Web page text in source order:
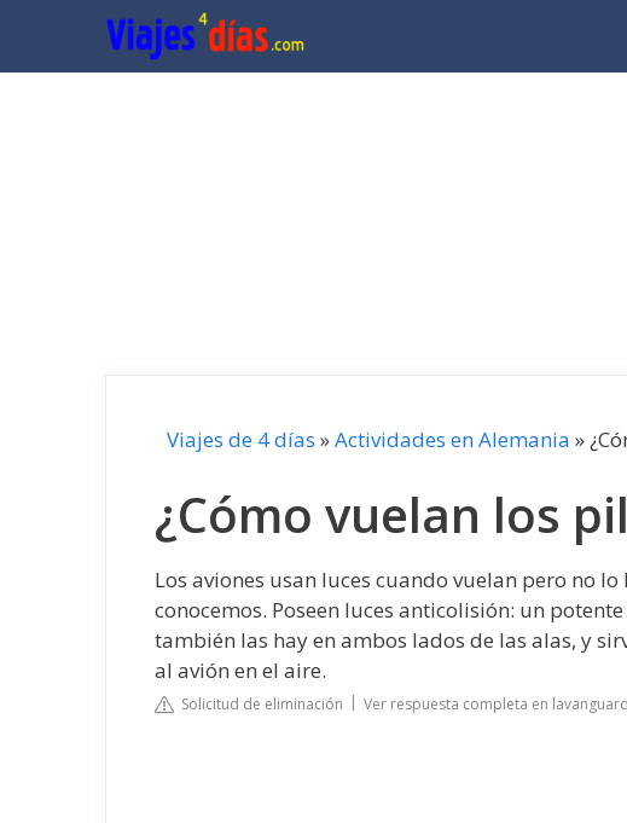
contenido
Viajes de 4 días »Actividades en Alemania »
¿Cómo vuelan los
Los aviones usan luces cuando vuelan pero no
conocemos. Poseen luces anticolisión: un
también las hay en ambos lados de las alas, y
al avión en el aire.
Solicitud de eliminación Ver respuesta completa en